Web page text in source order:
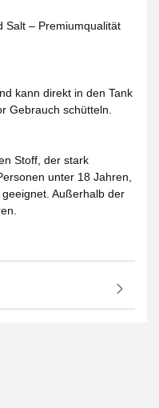
– Premiumqualität
kann direkt in den Tank
Gebrauch schütteln.
Stoff, der stark
unter 18 Jahren,
Außerhalb der